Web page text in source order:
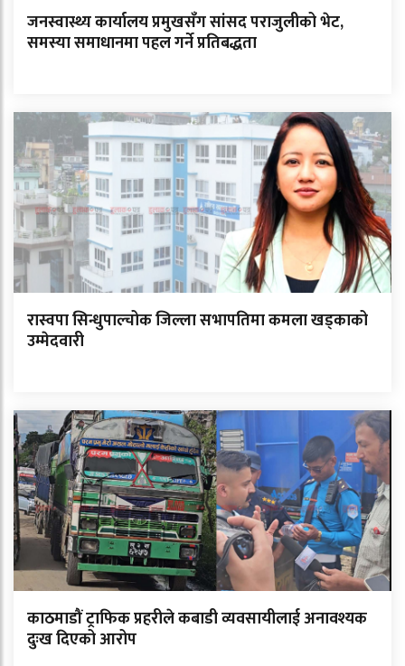
जनस्वास्थ्य कार्यालय प्रमुखसँग सांसद पराजुलीको भेट,
समस्या समाधानमा पहल गर्ने प्रतिबद्धता
रास्वपा सिन्धुपाल्चोक जिल्ला सभापतिमा कमला खड्काको
उम्मेदवारी
काठमाडौं ट्राफिक प्रहरीले कबाडी व्यवसायीलाई अनावश्यक
दुःख दिएको आरोप